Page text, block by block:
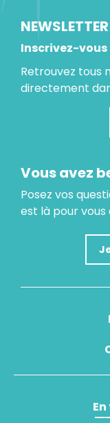
NEWSLETTER
Inscrivez-vous
Retrouvez tous
directement
Vous avez
Posez vos
est là pour vous